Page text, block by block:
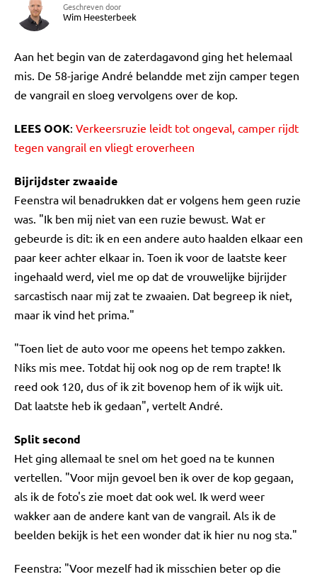
Geschreven door
Wim Heesterbeek
Aan het begin van de zaterdagavond ging het helemaal
mis. De 58-jarige André belandde met zijn camper tegen
de vangrail en sloeg vervolgens over de kop.
LEES OOK: Verkeersruzie leidt tot ongeval, camper rijdt
tegen vangrail en vliegt eroverheen
Bijrijdster zwaaide
Feenstra wil benadrukken dat er volgens hem geen ruzie
was. "Ik ben mij niet van een ruzie bewust. Wat er
gebeurde is dit: ik en een andere auto haalden elkaar een
paar keer achter elkaar in. Toen ik voor de laatste keer
ingehaald werd, viel me op dat de vrouwelijke bijrijder
sarcastisch naar mij zat te zwaaien. Dat begreep ik niet,
maar ik vind het prima."
"Toen liet de auto voor me opeens het tempo zakken.
Niks mis mee. Totdat hij ook nog op de rem trapte! Ik
reed ook 120, dus of ik zit bovenop hem of ik wijk uit.
Dat laatste heb ik gedaan", vertelt André.
Split second
Het ging allemaal te snel om het goed na te kunnen
vertellen. "Voor mijn gevoel ben ik over de kop gegaan,
als ik de foto's zie moet dat ook wel. Ik werd weer
wakker aan de andere kant van de vangrail. Als ik de
beelden bekijk is het een wonder dat ik hier nu nog sta."
Feenstra: "Voor mezelf had ik misschien beter op die